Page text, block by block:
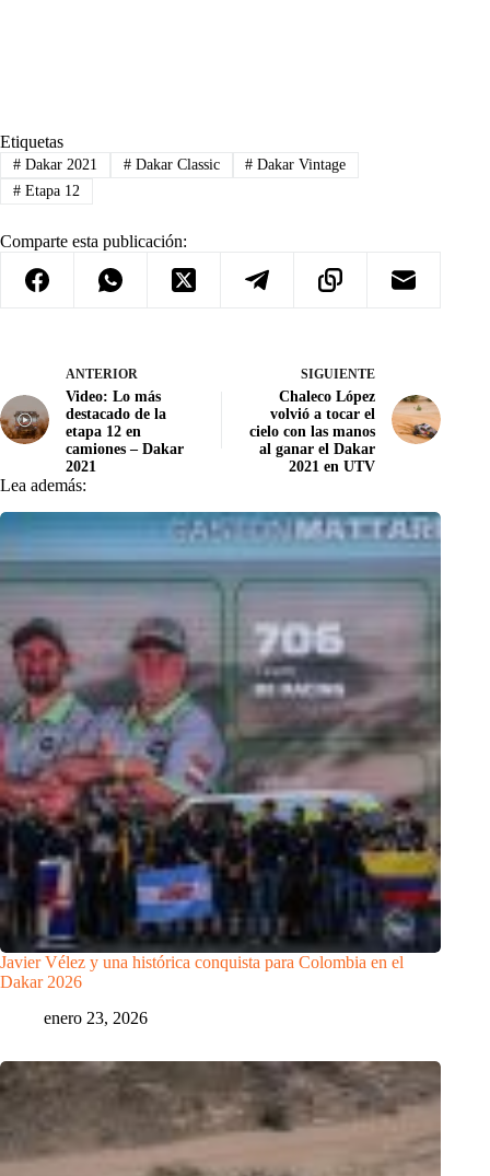
Etiquetas
#Dakar 2021 #Dakar Classic # Dakar Vintage
#Etapa 12
Comparte esta publicación:
ANTERIOR
Video: Lo más
destacado de la
etapa 12 en
camiones – Dakar
2021
SIGUIENTE
Chaleco López
volvió a tocar el
cielo con las manos
al ganar el Dakar
2021 en UTV
Lea además:
Javier Vélez y una histórica conquista para Colombia en el
Dakar 2026
enero 23, 2026